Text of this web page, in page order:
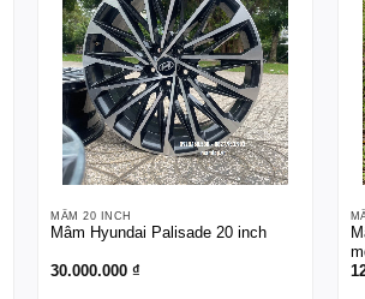
MÂM 20 INCH
Mâm Hyundai Palisade 20 inch
30.000.000₫